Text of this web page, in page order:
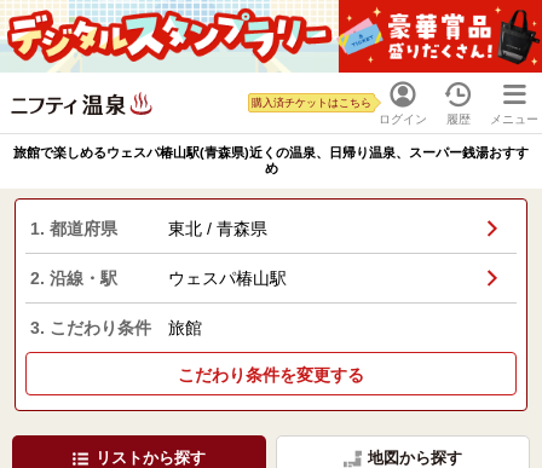
ログイン
購入済チケットはこちら
履歴 メニュー
旅館で楽しめるウェスパ椿山駅(青森県)近くの温泉、日帰り温泉、スーパー銭湯おすす
め
1. 都道府県 東北 / 青森県
2. 沿線・駅 ウェスパ椿山駅
3. こだわり条件 旅館
こだわり条件を変更する
リストから探す 地図から探す